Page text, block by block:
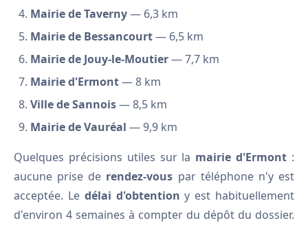
Mairie de Taverny— 6,3 km
Mairie de Bessancourt— 6,5 km
Mairie de Jouy-le-Moutier— 7,7 km
Mairie d'Ermont— 8 km
Ville de Sannois— 8,5 km
Mairie de Vauréal — 9,9 km
Quelques précisions utiles sur la mairie d'Ermont :
aucune prise de rendez-vous par téléphone n'y est
acceptée. Le délai d'obtention y est habituellement
d'environ 4 semaines à compter du dépôt du dossier.